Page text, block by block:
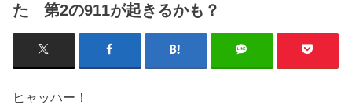
た 第2の911が起きるかも？
ヒャッハー！